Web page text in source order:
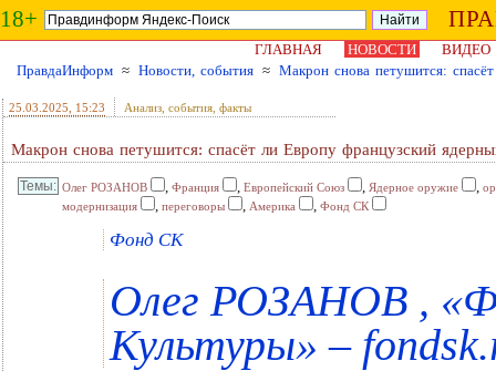
18+
ГЛАВНАЯ НОВОСТИ
ВИДЕО
ПравдаИнформ ≈ Новости, события ≈ Макрон снова петушится:
25.03.2025 , 15:23 Анализ, события, факты
Макрон снова петушится: спасёт ли Европу французский
Олег РОЗАНОВ , Франция , Европейский Союз , Ядерное оружие ,
модернизация
, переговоры , Америка , Фонд СК
Фонд СК
Олег РОЗАНОВ ,
Культуры» –